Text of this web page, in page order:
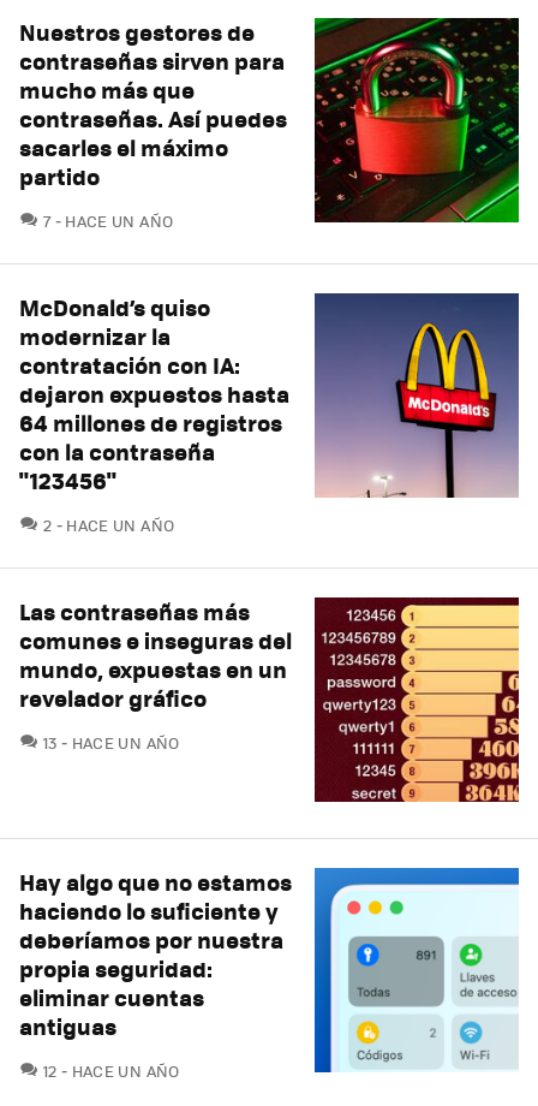
Nuestros gestores de
contraseñas sirven para
mucho más que
contraseñas. Así puedes
sacarles el máximo
partido
7COMENTARIOS
HACE UN AÑO
McDonald’s quiso
modernizar la
contratación con IA:
dejaron expuestos hasta
64 millones de registros
con la contraseña
"123456"
2 COMENTARIOS
HACE UN AÑO
Las contraseñas más
comunes e inseguras del
mundo, expuestas en un
revelador gráfico
13 COMENTARIOS
HACE UN AÑO
Hay algo que no estamos
haciendo lo suficiente y
deberíamos por nuestra
propia seguridad:
eliminar cuentas
antiguas
12 COMENTARIOS
HACE UN AÑO